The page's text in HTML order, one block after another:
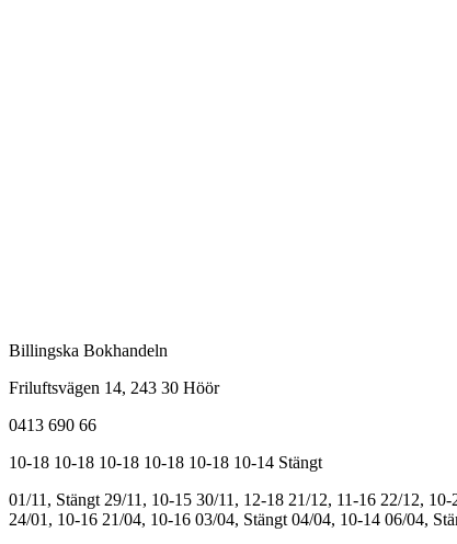
Billingska Bokhandeln
Friluftsvägen 14, 243 30 Höör
0413 690 66
10-18 10-18 10-18 10-18 10-18 10-14 Stängt
01/11, Stängt 29/11, 10-15 30/11, 12-18 21/12, 11-16 22/12, 10-
24/01, 10-16 21/04, 10-16 03/04, Stängt 04/04, 10-14 06/04,